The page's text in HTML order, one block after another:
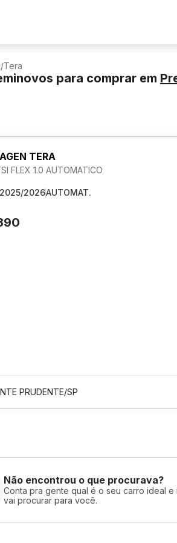
/Tera
para comprar em
TERA
FLEX 1.0 AUTOMATICO
2025/2026AUTOMAT.
PRUDENTE/SP
Não encontrou o que procurava?
Conta pra gente qual é o seu carro ideal e
vai procurar para você.